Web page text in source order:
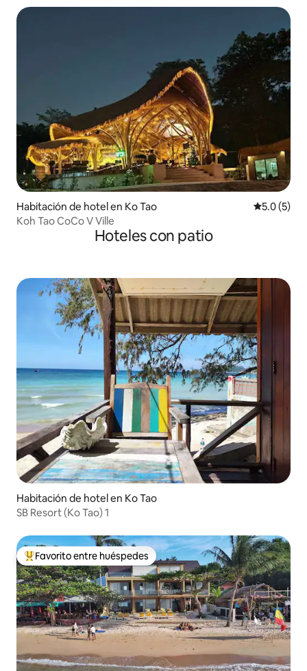
Habitación de hotel en Ko Tao
5.0 (5)
Koh Tao CoCo V Ville
Hoteles con patio
Habitación de hotel en Ko Tao
SB Resort (Ko Tao) 1
De los mejores en Favorito entre huéspedes
Favorito entre huéspedes